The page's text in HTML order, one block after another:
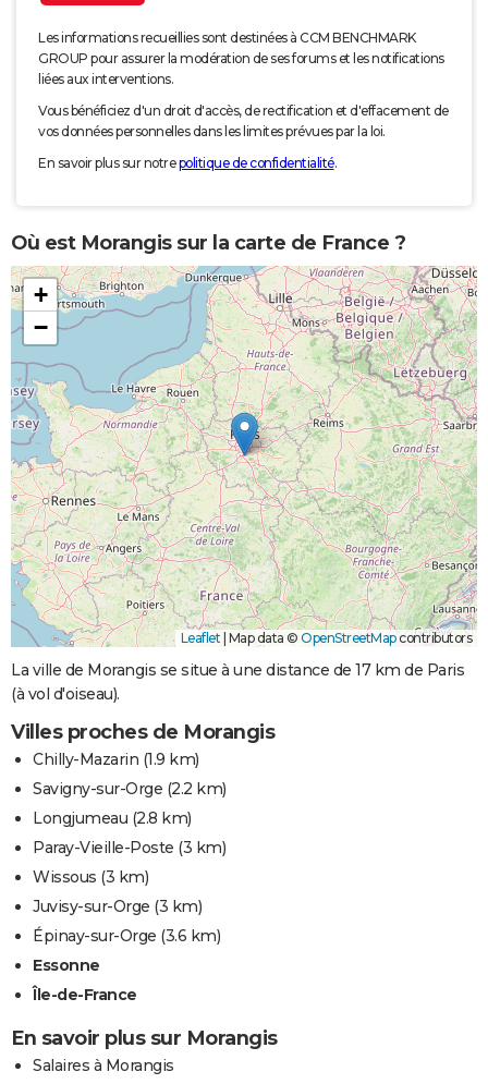
Les informations recueillies sont destinées à CCM BENCHMARK
GROUP pour assurer la modération de ses forums et les notifications
liées aux interventions.
Vous bénéficiez d'un droit d'accès, de rectification et d'effacement de
vos données personnelles dans les limites prévues par la loi.
En savoir plus sur notrepolitique de confidentialité.
Où est Morangis sur la carte de France ?
+
−
Leaflet Map data © OpenStreetMapcontributors
La ville de Morangis se situe à une distance de 17 km de Paris
(à vol d'oiseau).
Villes proches de Morangis
Chilly-Mazarin (1.9 km)
Savigny-sur-Orge (2.2 km)
Longjumeau (2.8 km)
Paray-Vieille-Poste (3 km)
Wissous (3 km)
Juvisy-sur-Orge (3 km)
Épinay-sur-Orge (3.6 km)
Essonne
Île-de-France
En savoir plus sur Morangis
Salaires à Morangis